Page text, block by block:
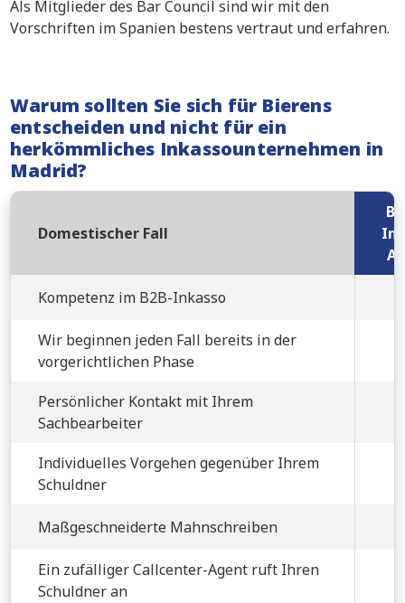
Als Mitglieder des Bar Council sind wir mit den
Vorschriften im Spanien bestens vertraut und erfahren.
Warum sollten Sie sich für Bierens
entscheiden und nicht für ein
herkömmliches Inkassounternehmen in
Madrid?
Domestischer Fall
Kompetenz im B2B-Inkasso
Wir beginnen jeden Fall bereits in der
vorgerichtlichen Phase
Persönlicher Kontakt mit Ihrem
Sachbearbeiter
Individuelles Vorgehen gegenüber Ihrem
Schuldner
Maßgeschneiderte Mahnschreiben
Ein zufälliger Callcenter-Agent ruft Ihren
Schuldner an